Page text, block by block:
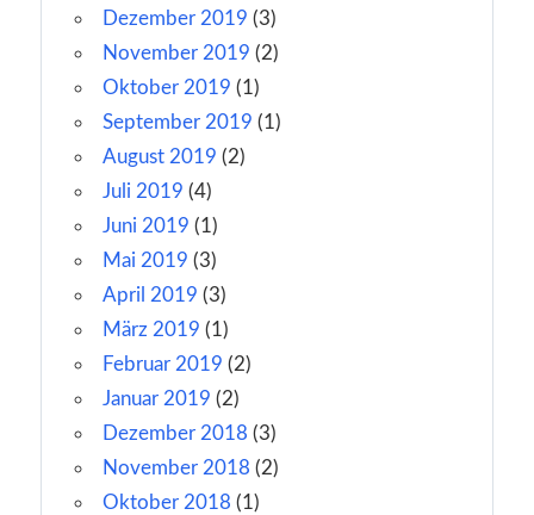
Dezember 2019 (3)
November 2019 (2)
Oktober 2019 (1)
September 2019 (1)
August 2019 (2)
Juli 2019 (4)
Juni 2019 (1)
Mai 2019 (3)
April 2019 (3)
März 2019 (1)
Februar 2019 (2)
Januar 2019 (2)
Dezember 2018 (3)
November 2018 (2)
Oktober 2018 (1)